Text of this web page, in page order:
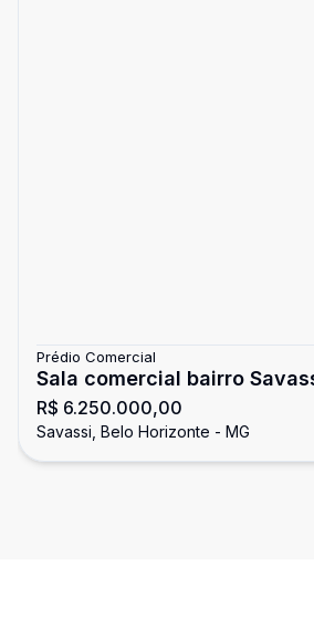
Prédio Comercial
Sala comercial bairro
Belo Horizonte
R$ 6.250.000,00
Savassi, Belo Horizonte - MG